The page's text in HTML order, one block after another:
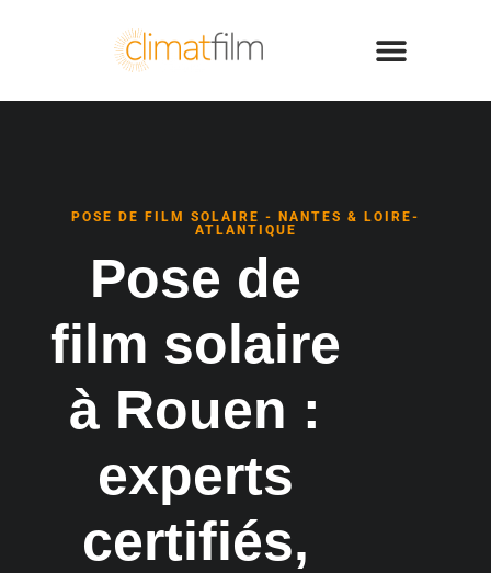
POSE DE FILM SOLAIRE - NANTES & LOIRE-
ATLANTIQUE
Pose de
film solaire
à Rouen :
experts
certifiés,